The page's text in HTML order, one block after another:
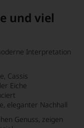
und viel
Interpretation
Cassis
Eiche
eleganter Nachhall
Genuss, zeigen